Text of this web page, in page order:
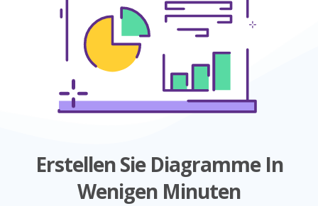
Erstellen Sie Diagramme In
Wenigen Minuten